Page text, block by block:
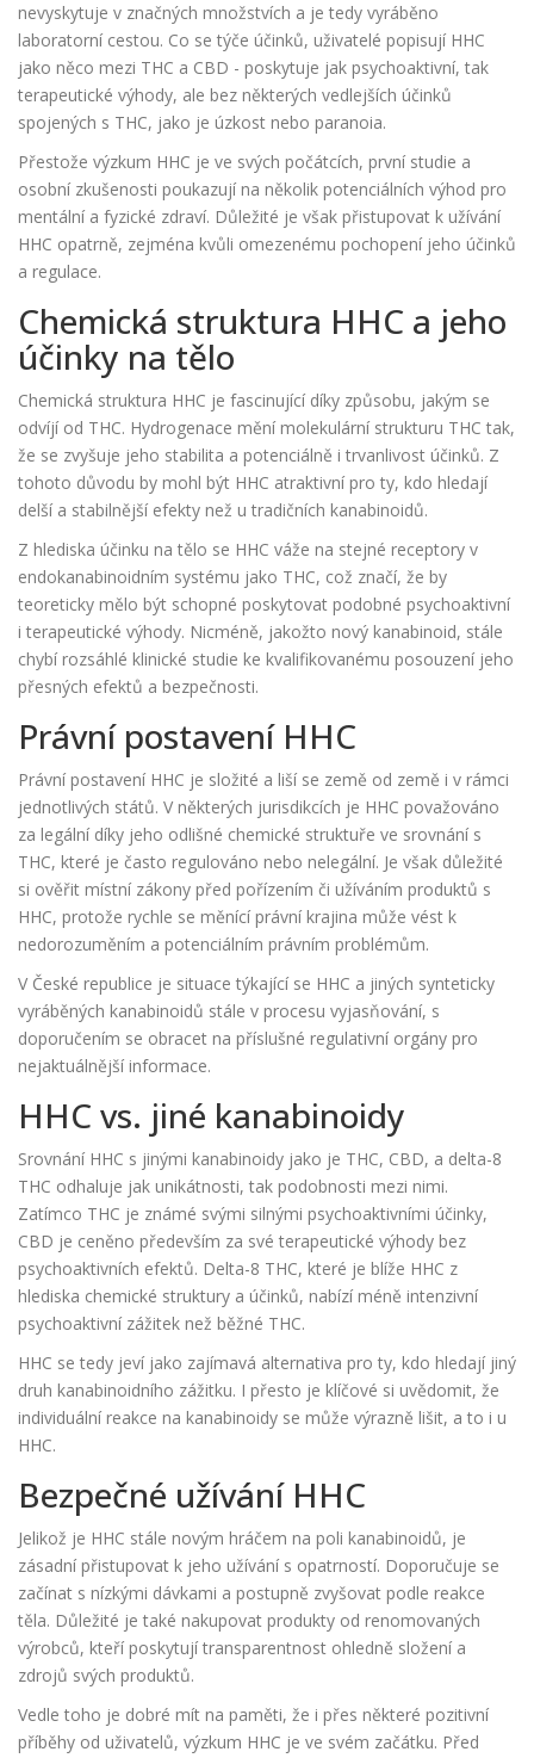
nevyskytuje v značných množstvích a je tedy vyráběno
laboratorní cestou. Co se týče účinků, uživatelé popisují HHC
jako něco mezi THC a CBD - poskytuje jak psychoaktivní, tak
terapeutické výhody, ale bez některých vedlejších účinků
spojených s THC, jako je úzkost nebo paranoia.
Přestože výzkum HHC je ve svých počátcích, první studie a
osobní zkušenosti poukazují na několik potenciálních výhod pro
mentální a fyzické zdraví. Důležité je však přistupovat k užívání
HHC opatrně, zejména kvůli omezenému pochopení jeho účinků
a regulace.
Chemická struktura HHC a jeho
účinky na tělo
Chemická struktura HHC je fascinující díky způsobu, jakým se
odvíjí od THC. Hydrogenace mění molekulární strukturu THC tak,
že se zvyšuje jeho stabilita a potenciálně i trvanlivost účinků. Z
tohoto důvodu by mohl být HHC atraktivní pro ty, kdo hledají
delší a stabilnější efekty než u tradičních kanabinoidů.
Z hlediska účinku na tělo se HHC váže na stejné receptory v
endokanabinoidním systému jako THC, což značí, že by
teoreticky mělo být schopné poskytovat podobné psychoaktivní
i terapeutické výhody. Nicméně, jakožto nový kanabinoid, stále
chybí rozsáhlé klinické studie ke kvalifikovanému posouzení jeho
přesných efektů a bezpečnosti.
Právní postavení HHC
Právní postavení HHC je složité a liší se země od země i v rámci
jednotlivých států. V některých jurisdikcích je HHC považováno
za legální díky jeho odlišné chemické struktuře ve srovnání s
THC, které je často regulováno nebo nelegální. Je však důležité
si ověřit místní zákony před pořízením či užíváním produktů s
HHC, protože rychle se měnící právní krajina může vést k
nedorozuměním a potenciálním právním problémům.
V České republice je situace týkající se HHC a jiných synteticky
vyráběných kanabinoidů stále v procesu vyjasňování, s
doporučením se obracet na příslušné regulativní orgány pro
nejaktuálnější informace.
HHC vs. jiné kanabinoidy
Srovnání HHC s jinými kanabinoidy jako je THC, CBD, a delta-8
THC odhaluje jak unikátnosti, tak podobnosti mezi nimi.
Zatímco THC je známé svými silnými psychoaktivními účinky,
CBD je ceněno především za své terapeutické výhody bez
psychoaktivních efektů. Delta-8 THC, které je blíže HHC z
hlediska chemické struktury a účinků, nabízí méně intenzivní
psychoaktivní zážitek než běžné THC.
HHC se tedy jeví jako zajímavá alternativa pro ty, kdo hledají jiný
druh kanabinoidního zážitku. I přesto je klíčové si uvědomit, že
individuální reakce na kanabinoidy se může výrazně lišit, a to i u
HHC.
Bezpečné užívání HHC
Jelikož je HHC stále novým hráčem na poli kanabinoidů, je
zásadní přistupovat k jeho užívání s opatrností. Doporučuje se
začínat s nízkými dávkami a postupně zvyšovat podle reakce
těla. Důležité je také nakupovat produkty od renomovaných
výrobců, kteří poskytují transparentnost ohledně složení a
zdrojů svých produktů.
Vedle toho je dobré mít na paměti, že i přes některé pozitivní
příběhy od uživatelů, výzkum HHC je ve svém začátku. Před